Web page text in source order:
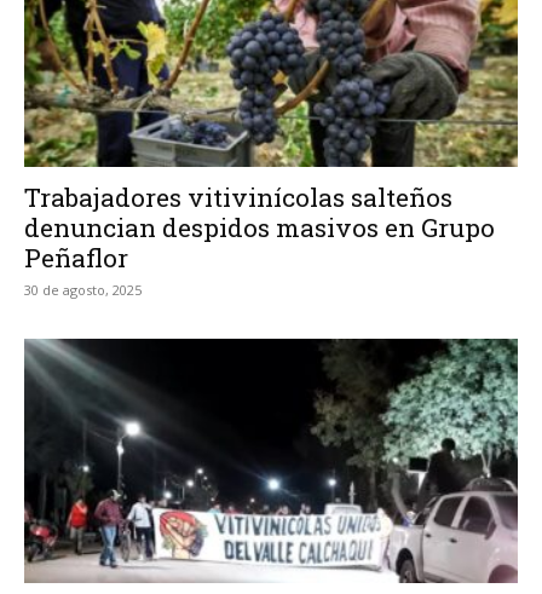
Trabajadores vitivinícolas salteños
denuncian despidos masivos en Grupo
Peñaflor
30 de agosto, 2025